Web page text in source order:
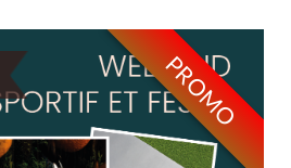
PROMO